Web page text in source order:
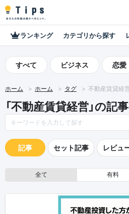
ランキング カテゴリから探す
すべて ビジネス 恋愛
ホーム ホーム タグ 不動産賃貸経
「不動産賃貸経営」の記事
記事 セット記事 レビュ
全て 有料